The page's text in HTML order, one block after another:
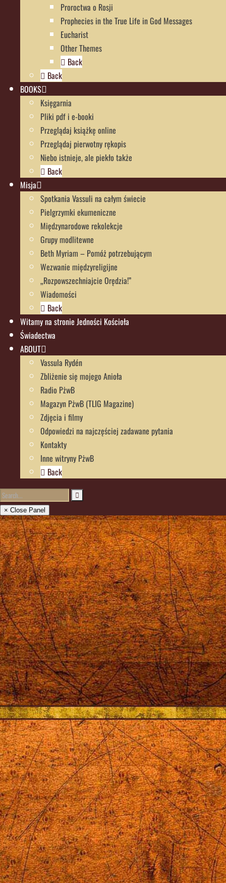
Proroctwa o Rosji
Prophecies in the True Life in God Messages
Eucharist
Other Themes
Back
Back
BOOKS
Księgarnia
Pliki pdf i e-booki
Przeglądaj książkę online
Przeglądaj pierwotny rękopis
Niebo istnieje, ale piekło także
Back
Misja
Spotkania Vassuli na całym świecie
Pielgrzymki ekumeniczne
Międzynarodowe rekolekcje
Grupy modlitewne
Beth Myriam – Pomóż potrzebującym
Wezwanie międzyreligijne
„Rozpowszechniajcie Orędzia!”
Wiadomości
Back
Witamy na stronie Jedności Kościoła
Świadectwa
ABOUT
Vassula Rydén
Zbliżenie się mojego Anioła
Radio PżwB
Magazyn PżwB (TLIG Magazine)
Zdjęcia i filmy
Odpowiedzi na najczęściej zadawane pytania
Kontakty
Inne witryny PżwB
Back
× Close Panel